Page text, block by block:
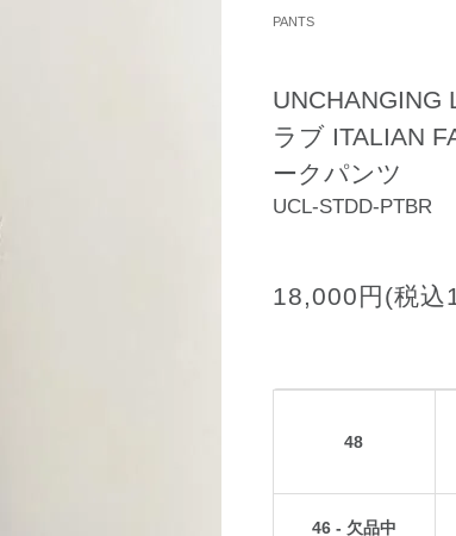
PANTS
UNCHANGING
ラブ ITALIAN
ークパンツ
UCL-STDD-PTBR
18,000円(税込
48
46 - 欠品中